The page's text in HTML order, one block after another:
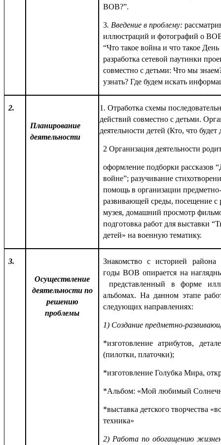
ВОВ?”.
3. Введение в проблему:
иллюстраций и фотографий о
“Что такое война и что такое
разработка сетевой паутинки
совместно с детьми: Что мы
узнать? Где будем искать
2.
Планирование
деятельности
1. Отработка схемы
действий совместно с детьми.
деятельности детей (Кто, что будет
2 Организация деятельности
оформление подборки рассказов
войне”; разучивание
помощь в организации предметно-
развивающей среды, посещение с
музея, домашний просмотр
подготовка работ для выставки
детей» на военную тематику.
3.
Осуществление
деятельности по
решению
проблемы
Знакомство с историей
годы ВОВ опирается на
представленный в форме
альбомах. На данном этапе
следующих направлениях:
1) Создание предметно-
*изготовление атрибутов,
(пилотки, платочки);
*изготовление Голубка Мира,
*Альбом: «Мой любимый
*выставка детского творчества
техника»
2) Работа по обогащению